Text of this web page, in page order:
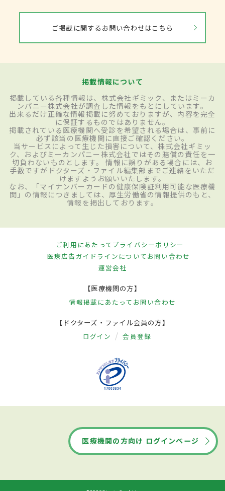
ご掲載に関するお問い合わせはこちら
掲載情報について
掲載している各種情報は、株式会社ギミック、またはミーカ
ンパニー株式会社が調査した情報をもとにしています。
出来るだけ正確な情報掲載に努めておりますが、内容を完全
に保証するものではありません。
掲載されている医療機関へ受診を希望される場合は、事前に
必ず該当の医療機関に直接ご確認ください。
当サービスによって生じた損害について、株式会社ギミッ
ク、およびミーカンパニー株式会社ではその賠償の責任を一
切負わないものとします。 情報に誤りがある場合には、お
手数ですがドクターズ・ファイル編集部までご連絡をいただ
けますようお願いいたします。
なお、「マイナンバーカードの健康保険証利用可能な医療機
関」の情報につきましては、厚生労働省の情報提供のもと、
情報を掲出しております。
ご利用にあたってプライバシーポリシー
医療広告ガイドラインについてお問い合わせ
運営会社
【医療機関の方】
情報掲載にあたって お問い合わせ
【ドクターズ・ファイル会員の方】
ログイン 会員登録
医療機関の方向け ログインページ